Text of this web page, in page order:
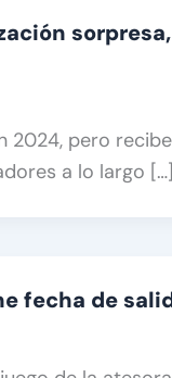
2024, pero
a lo largo […]
fecha de